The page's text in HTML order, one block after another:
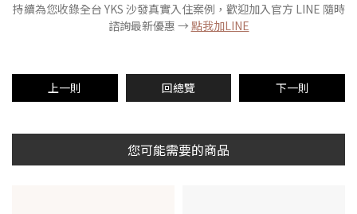
持續為您收錄全台 YKS 沙發真實入住案例，歡迎加入官方 LINE 隨時
諮詢最新優惠 →點我加LINE
上一則 回總覽 下一則
您可能需要的商品